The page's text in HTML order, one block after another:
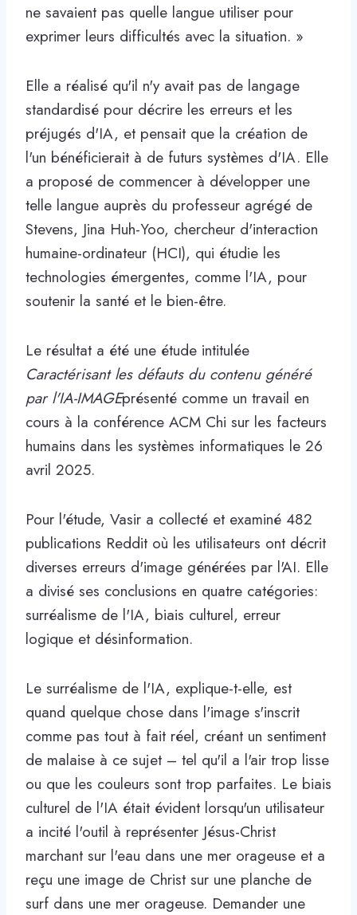
ne savaient pas quelle langue utiliser pour
exprimer leurs difficultés avec la situation. »
Elle a réalisé qu'il n'y avait pas de langage
standardisé pour décrire les erreurs et les
préjugés d'IA, et pensait que la création de
l'un bénéficierait à de futurs systèmes d'IA. Elle
a proposé de commencer à développer une
telle langue auprès du professeur agrégé de
Stevens, Jina Huh-Yoo, chercheur d'interaction
humaine-ordinateur (HCI), qui étudie les
technologies émergentes, comme l'IA, pour
soutenir la santé et le bien-être.
Le résultat a été une étude intitulée
Caractérisant les défauts du contenu généré
par l'IA-IMAGEprésenté comme un travail en
cours à la conférence ACM Chi sur les facteurs
humains dans les systèmes informatiques le 26
avril 2025.
Pour l'étude, Vasir a collecté et examiné 482
publications Reddit où les utilisateurs ont décrit
diverses erreurs d'image générées par l'AI. Elle
a divisé ses conclusions en quatre catégories:
surréalisme de l'IA, biais culturel, erreur
logique et désinformation.
Le surréalisme de l'IA, explique-t-elle, est
quand quelque chose dans l'image s'inscrit
comme pas tout à fait réel, créant un sentiment
de malaise à ce sujet – tel qu'il a l'air trop lisse
ou que les couleurs sont trop parfaites. Le biais
culturel de l'IA était évident lorsqu'un utilisateur
a incité l'outil à représenter Jésus-Christ
marchant sur l'eau dans une mer orageuse et a
reçu une image de Christ sur une planche de
surf dans une mer orageuse. Demander une